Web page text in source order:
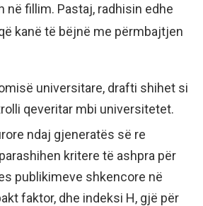
në fillim. Pastaj, radhisin edhe
kanë të bëjnë me përmbajtjen
universitare, drafti shihet si
qeveritar mbi universitetet.
ndaj gjeneratës së re
kritere të ashpra për
publikimeve shkencore në
faktor, dhe indeksi H, gjë për